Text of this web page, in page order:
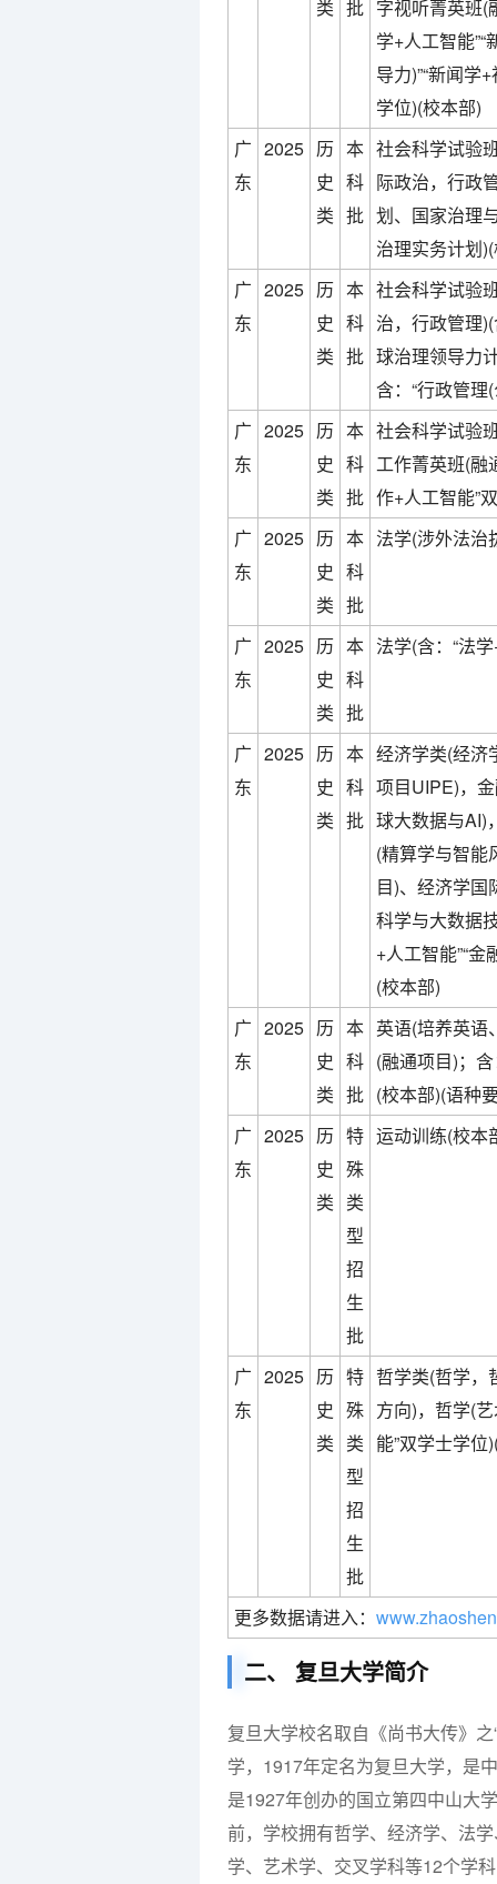
类 批 字视听菁英班(
学+人工智能
导力)”“新闻学
学位)(校本部)
广
东
2025 历
史
类
本
科
批
社会科学试验
际政治，行政
划、国家治理
治理实务计划
广
东
2025 历
史
类
本
科
批
社会科学试验
治，行政管理
球治理领导力
含：“行政管理
广
东
2025 历
史
类
本
科
批
社会科学试验
工作菁英班(融
作+人工智能”
广
东
2025 历
史
类
本
科
批
法学(涉外法治
广
东
2025 历
史
类
本
科
批
法学(含：“法
广
东
2025 历
史
类
本
科
批
经济学类(经济
项目UIPE)，
球大数据与AI)
(精算学与智能
目)、经济学国
科学与大数据
+人工智能”“金
(校本部)
广
东
2025 历
史
类
本
科
批
英语(培养英语
(融通项目)；
(校本部)(语种
广
东
2025 历
史
类
特
殊
类
型
招
生
批
运动训练(校本
广
东
2025 历
史
类
特
殊
类
型
招
生
批
哲学类(哲学，
方向)，哲学(
能”双学士学
更多数据请进入：
二、 复旦大学简介
复旦大学校名取自《尚书大传》
学，1917年定名为复旦大学，是
是1927年创办的国立第四中山大
前，学校拥有哲学、经济学、法
学、艺术学、交叉学科等12个学